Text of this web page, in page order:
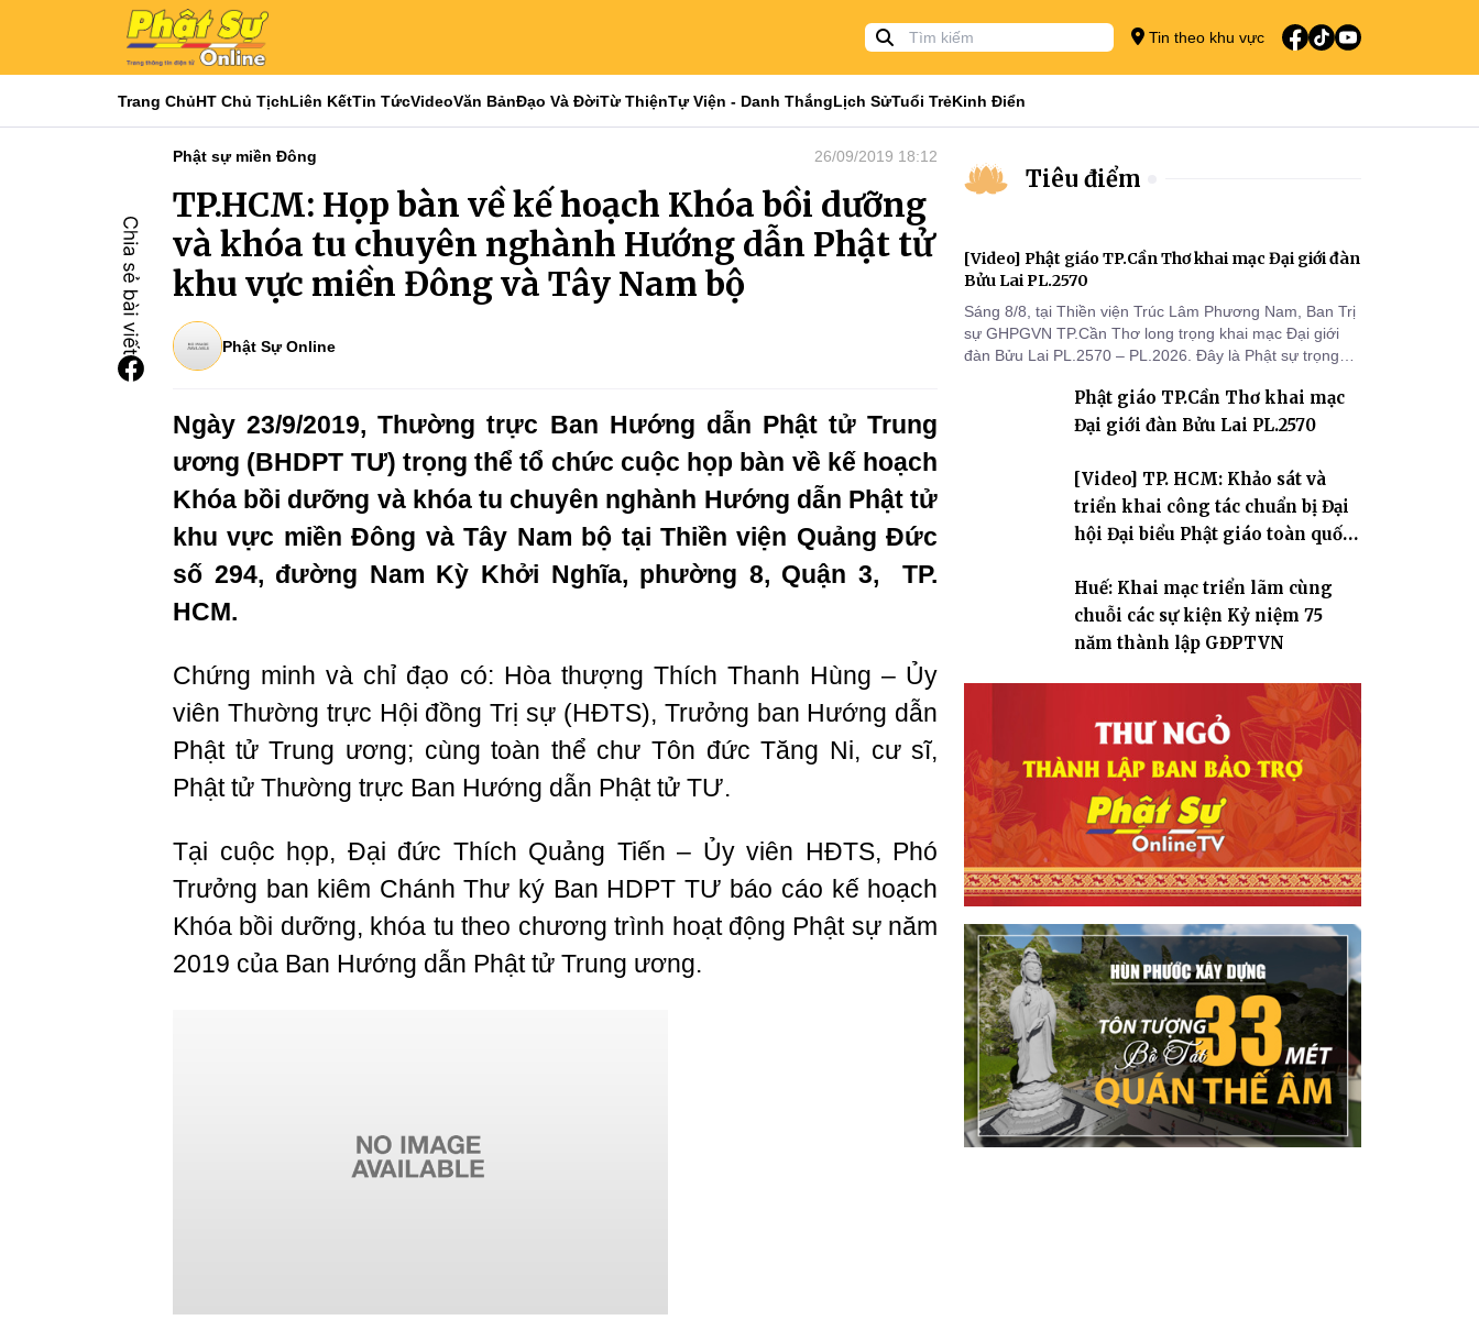
Tin theo khu vực
Trang ChủHT Chủ TịchLiên KếtTin TứcVideoVăn BảnĐạo Và ĐờiTừ ThiệnTự Viện - Danh ThắngLịch SửTuổi TrẻKinh Điển
Phật sự miền Đông 26/09/2019 18:12
TP.HCM: Họp bàn về kế hoạch Khóa bồi dưỡng
và khóa tu chuyên nghành Hướng dẫn Phật tử
khu vực miền Đông và Tây Nam bộ
Phật Sự Online
Ngày 23/9/2019, Thường trực Ban Hướng dẫn Phật tử Trung
ương (BHDPT TƯ) trọng thể tổ chức cuộc họp bàn về kế hoạch
Khóa bồi dưỡng và khóa tu chuyên nghành Hướng dẫn Phật tử
khu vực miền Đông và Tây Nam bộ tại Thiền viện Quảng Đức
số 294, đường Nam Kỳ Khởi Nghĩa, phường 8, Quận 3, TP.
HCM.
Chứng minh và chỉ đạo có: Hòa thượng Thích Thanh Hùng – Ủy
viên Thường trực Hội đồng Trị sự (HĐTS), Trưởng ban Hướng dẫn
Phật tử Trung ương; cùng toàn thể chư Tôn đức Tăng Ni, cư sĩ,
Phật tử Thường trực Ban Hướng dẫn Phật tử TƯ.
Tại cuộc họp, Đại đức Thích Quảng Tiến – Ủy viên HĐTS, Phó
Trưởng ban kiêm Chánh Thư ký Ban HDPT TƯ báo cáo kế hoạch
Khóa bồi dưỡng, khóa tu theo chương trình hoạt động Phật sự năm
2019 của Ban Hướng dẫn Phật tử Trung ương.
Tiêu điểm
[Video] Phật giáo TP.Cần Thơ khai mạc Đại giới đàn
Bửu Lai PL.2570
Sáng 8/8, tại Thiền viện Trúc Lâm Phương Nam, Ban Trị
sự GHPGVN TP.Cần Thơ long trọng khai mạc Đại giới
đàn Bửu Lai PL.2570 – PL.2026. Đây là Phật sự trọng
của Đại hội Phật giáo thành phố lần thứ I, thể hiện sự
quan tâm đối với công tác truyền giới, đào tạo Tăng tài
Phật giáo TP.Cần Thơ khai mạc
Đại giới đàn Bửu Lai PL.2570
[Video] TP. HCM: Khảo sát và
triển khai công tác chuẩn bị Đại
hội Đại biểu Phật giáo toàn quốc
Huế: Khai mạc triển lãm cùng
chuỗi các sự kiện Kỷ niệm 75
năm thành lập GĐPTVN